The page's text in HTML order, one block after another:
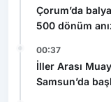
Çorum’da
500 dönüm
00:37
İller Arası
Samsun’da